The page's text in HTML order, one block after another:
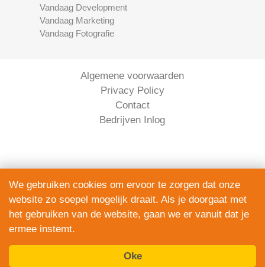
Vandaag Development
Vandaag Marketing
Vandaag Fotografie
Algemene voorwaarden
Privacy Policy
Contact
Bedrijven Inlog
Serviceright Koeriers is onderdeel van
The Right Service B.V. | KVK 90914872
We gebruiken cookies om ervoor te zorgen dat onze
website zo soepel mogelijk draait. Als je doorgaat met
het gebruiken van de website, gaan we er vanuit dat je
ermee instemt.
Oke